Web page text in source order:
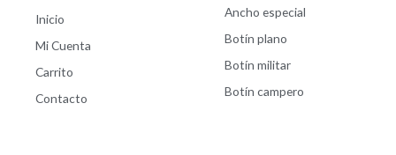
Inicio
Mi Cuenta
Carrito
Contacto
Ancho especial
Botín plano
Botín militar
Botín campero